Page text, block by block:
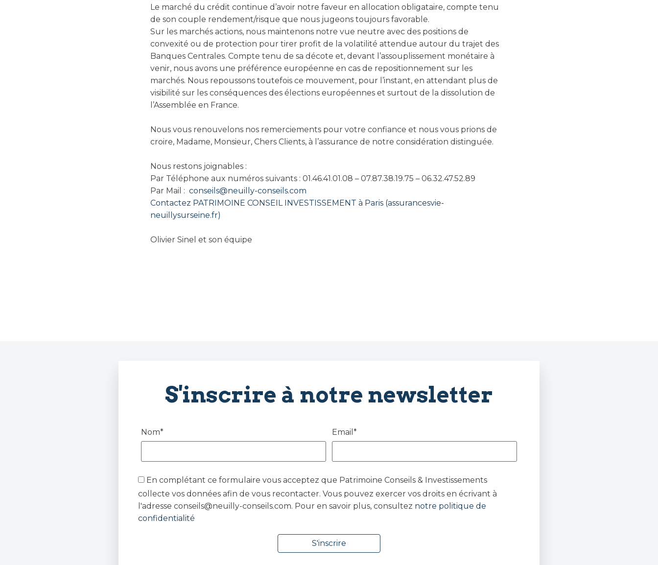
Le marché du crédit continue d’avoir notre faveur en allocation obligataire, compte tenu
de son couple rendement/risque que nous jugeons toujours favorable.
Sur les marchés actions, nous maintenons notre vue neutre avec des positions de
convexité ou de protection pour tirer profit de la volatilité attendue autour du trajet des
Banques Centrales. Compte tenu de sa décote et, devant l’assouplissement monétaire à
venir, nous avons une préférence européenne en cas de repositionnement sur les
marchés. Nous repoussons toutefois ce mouvement, pour l’instant, en attendant plus de
visibilité sur les conséquences des élections européennes et surtout de la dissolution de
l’Assemblée en France.
Nous vous renouvelons nos remerciements pour votre confiance et nous vous prions de
croire, Madame, Monsieur, Chers Clients, à l’assurance de notre considération distinguée.
Nous restons joignables :
Par Téléphone aux numéros suivants : 01.46.41.01.08 – 07.87.38.19.75 – 06.32.47.52.89
Par Mail : conseils@neuilly-conseils.com
Contactez PATRIMOINE CONSEIL INVESTISSEMENT à Paris (assurancesvie-
neuillysurseine.fr)
Olivier Sinel et son équipe
S'inscrire à notre newsletter
Nom* Email*
En complétant ce formulaire vous acceptez que Patrimoine Conseils & Investissements
collecte vos données afin de vous recontacter. Vous pouvez exercer vos droits en écrivant à
l'adresse conseils@neuilly-conseils.com. Pour en savoir plus, consultez notre politique de
confidentialité